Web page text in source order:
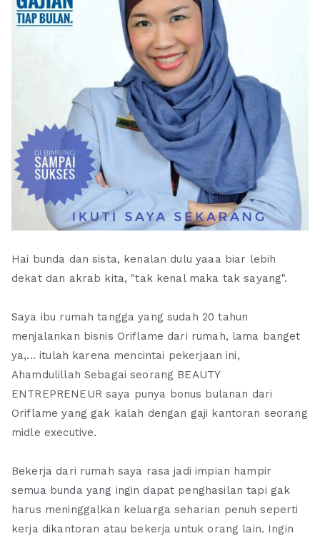
Hai bunda dan sista, kenalan dulu yaaa biar lebih
dekat dan akrab kita, "tak kenal maka tak sayang".
Saya ibu rumah tangga yang sudah 20 tahun
menjalankan bisnis Oriflame dari rumah, lama banget
ya,... itulah karena mencintai pekerjaan ini,
Ahamdulillah Sebagai seorang BEAUTY
ENTREPRENEUR saya punya bonus bulanan dari
Oriflame yang gak kalah dengan gaji kantoran seorang
midle executive.
Bekerja dari rumah saya rasa jadi impian hampir
semua bunda yang ingin dapat penghasilan tapi gak
harus meninggalkan keluarga seharian penuh seperti
kerja dikantoran atau bekerja untuk orang lain. Ingin